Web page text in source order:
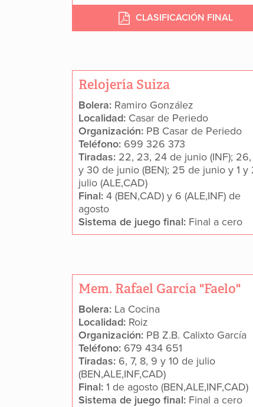
CLASIFICACIÓN FINAL
Relojería Suiza
Bolera: Ramiro González
Localidad: Casar de Periedo
Organización: PB Casar de Periedo
Teléfono: 699 326 373
Tiradas: 22, 23, 24 de junio (INF);
y 30 de junio (BEN); 25 de junio y 1 y
julio (ALE,CAD)
Final: 4 (BEN,CAD) y 6 (ALE,INF) de
agosto
Sistema de juego final: Final a cero
Mem. Rafael García "Faelo"
Bolera: La Cocina
Localidad: Roiz
Organización: PB Z.B. Calixto García
Teléfono: 679 434 651
Tiradas: 6, 7, 8, 9 y 10 de julio
(BEN,ALE,INF,CAD)
Final: 1 de agosto (BEN,ALE,INF,CAD)
Sistema de juego final: Final a cero